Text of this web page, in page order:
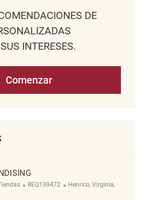
DE
INTERESES.
Comenzar
ReqId
REQ139472 Ubicación
Henrico, Virginia,